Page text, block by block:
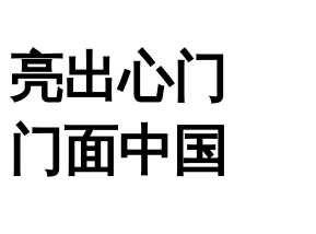
亮出心门
门面中国